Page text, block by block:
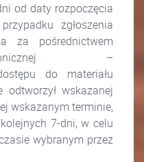
od daty rozpoczęcia
zgłoszenia
za pośrednictwem
–
do materiału
wskazanej
wskazanym terminie,
7-dni, w celu
wybranym przez